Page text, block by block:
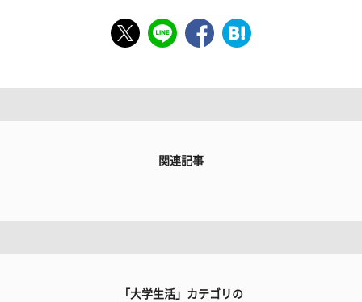
関連記事
「大学生活」カテゴリの